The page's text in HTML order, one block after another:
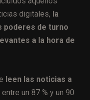
digitales, la
poderes de turno
a la hora de
leen las noticias a
un 87 % y un 90